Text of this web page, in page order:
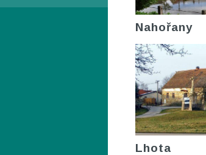
Nahořany
Lhota